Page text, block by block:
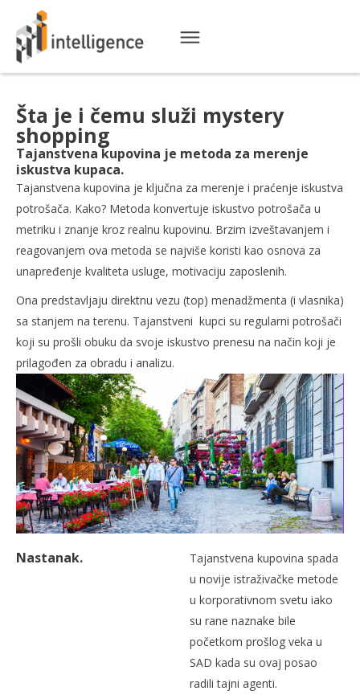
Šta je i čemu služi mystery
shopping
Tajanstvena kupovina je metoda za merenje
iskustva kupaca.
Tajanstvena kupovina je ključna za merenje i praćenje iskustva
potrošača. Kako? Metoda konvertuje iskustvo potrošača u
metriku i znanje kroz realnu kupovinu. Brzim izveštavanjem i
reagovanjem ova metoda se najviše koristi kao osnova za
unapređenje kvaliteta usluge, motivaciju zaposlenih.
Ona predstavljaju direktnu vezu (top) menadžmenta (i vlasnika)
sa stanjem na terenu. Tajanstveni kupci su regularni potrošači
koji su prošli obuku da svoje iskustvo prenesu na način koji je
prilagođen za obradu i analizu.
Nastanak.
Tajanstvena kupovina spada
u novije istraživačke metode
u korporativnom svetu iako
su rane naznake bile
početkom prošlog veka u
SAD kada su ovaj posao
radili tajni agenti.